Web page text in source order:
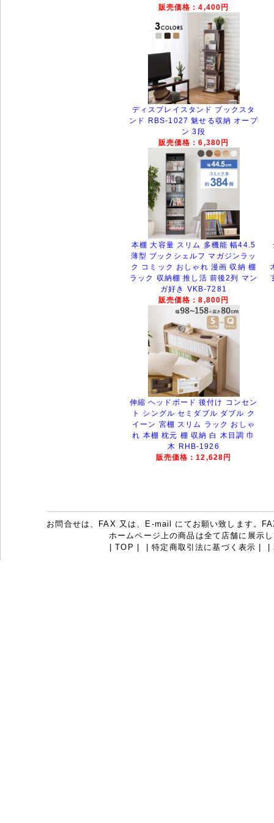
販売価格：4,400円
ディスプレイスタンド ブックスタ
ンド RBS-1027 魅せる収納 オープ
ン 3段
販売価格：6,380円
本棚 大容量 スリム 多機能 幅44.5
薄型 ブックシェルフ マガジンラッ
ク コミック おしゃれ 漫画 収納 棚
ラック 収納棚 推し活 前後2列 マン
ガ好き VKB-7281
販売価格：8,800円
伸縮 ヘッドボード 後付け コンセン
ト シングル セミダブル ダブル ク
イーン 宮棚 スリム ラック おしゃ
れ 本棚 枕元 棚 収納 白 木目調 巾
木 RHB-1926
販売価格：12,628円
お問合せは、FAX 又は、E-mail にてお願い致します。
ホームページ上の商品は全て店舗に展示
|TOP |特定商取引法に基づく表示 |